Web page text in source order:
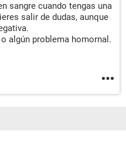
sangre cuando tengas una
salir de dudas, aunque
algún problema homornal.